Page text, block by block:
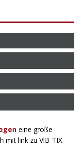
eine große
mit link zu VlB-TIX.